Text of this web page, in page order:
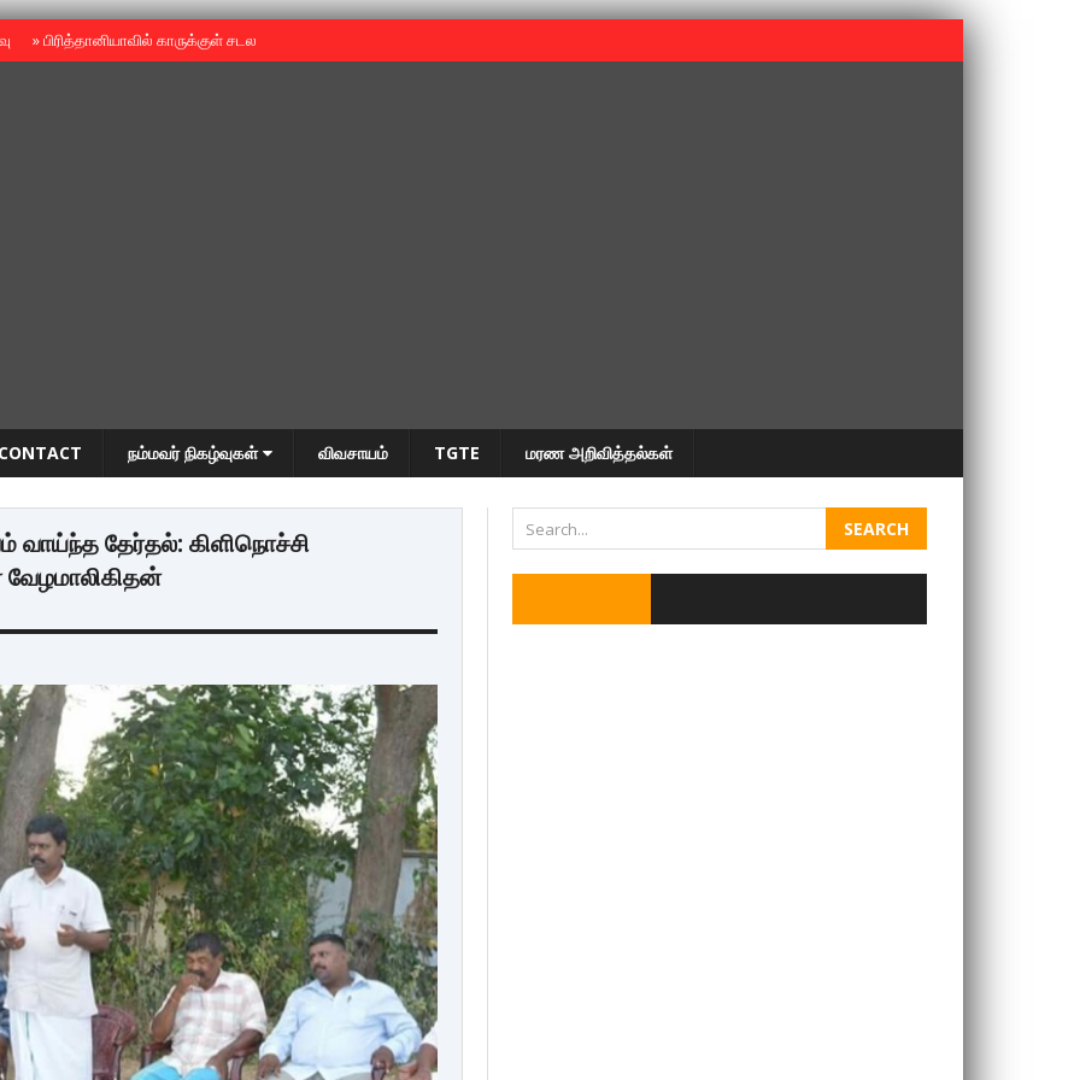
»பிரித்தானியாவில் காருக்குள் சடலம் -தமிழருடையதா ?
CONTACT நம்மவர் நிகழ்வுகள் விவசாயம் TGTE மரண அறிவித்தல்கள்
வாய்ந்த தேர்தல்: கிளிநொச்சி